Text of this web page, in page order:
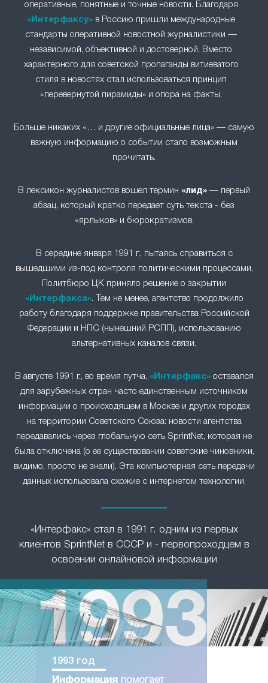
оперативные, понятные и точные новости. Благодаря
«Интерфаксу» в Россию пришли международные
стандарты оперативной новостной журналистики —
независимой, объективной и достоверной. Вместо
характерного для советской пропаганды витиеватого
стиля в новостях стал использоваться принцип
«перевернутой пирамиды» и опора на факты.
Больше никаких «… и другие официальные лица» — самую
важную информацию о событии стало возможным
прочитать.
В лексикон журналистов вошел термин «лид» — первый
абзац, который кратко передает суть текста - без
«ярлыков» и бюрократизмов.
В середине января 1991 г., пытаясь справиться с
вышедшими из-под контроля политическими процессами,
Политбюро ЦК приняло решение о закрытии
«Интерфакса». Тем не менее, агентство продолжило
работу благодаря поддержке правительства Российской
Федерации и НПС (нынешний РСПП), использованию
альтернативных каналов связи.
В августе 1991 г., во время путча, «Интерфакс»оставался
для зарубежных стран часто единственным источником
информации о происходящем в Москве и других городах
на территории Советского Союза: новости агентства
передавались через глобальную сеть SprintNet, которая не
была отключена (о ее существовании советские чиновники,
видимо, просто не знали). Эта компьютерная сеть передачи
данных использовала схожие с интернетом технологии.
«Интерфакс» стал в 1991 г. одним из первых
клиентов SprintNet в СССР и - первопроходцем в
освоении онлайновой информации
1993 год
Информация помогает